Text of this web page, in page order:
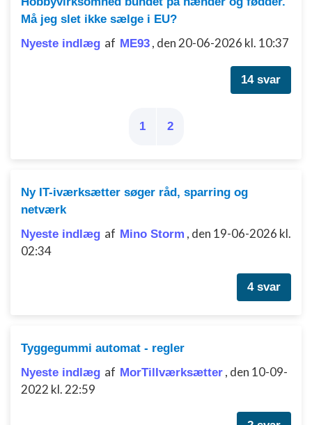
Må jeg slet ikke sælge i EU?
Nyeste indlæg af ME93 , den 20-06-2026 kl. 10:37
14 svar
1 2
Ny IT-iværksætter søger råd, sparring og
netværk
Nyeste indlæg af Mino Storm , den 19-06-2026 kl.
02:34
4 svar
Tyggegummi automat - regler
Nyeste indlæg af MorTilIværksætter , den 10-09-
2022 kl. 22:59